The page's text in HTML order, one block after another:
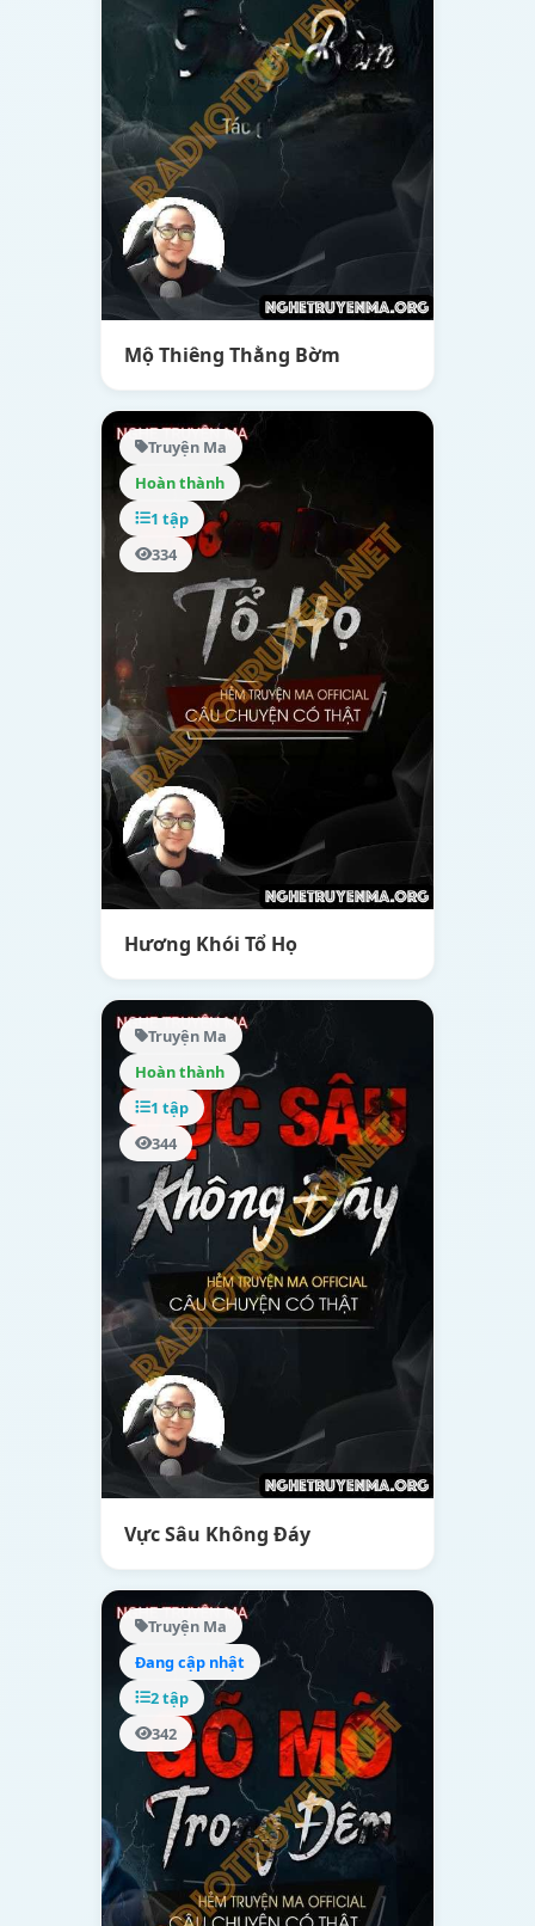
Mộ Thiêng Thằng Bờm
Truyện Ma
Hoàn thành
1 tập
334
Hương Khói Tổ Họ
Truyện Ma
Hoàn thành
1 tập
344
Vực Sâu Không Đáy
Truyện Ma
Đang cập nhật
2 tập
342